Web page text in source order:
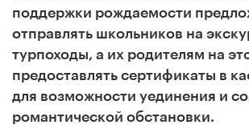
поддержки рождаемости
отправлять школьников на
турпоходы, а их родителям на
предоставлять сертификаты в
для возможности уединения и
романтической обстановки.